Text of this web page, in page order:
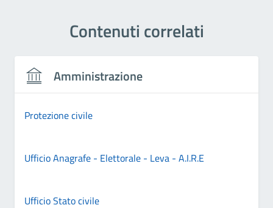
Contenuti correlati
Amministrazione
Protezione civile
Ufficio Anagrafe - Elettorale - Leva - A.I.R.E
Ufficio Stato civile